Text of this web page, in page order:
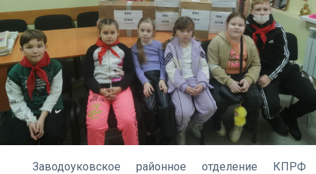
Заводоуковское районное отделение КПРФ